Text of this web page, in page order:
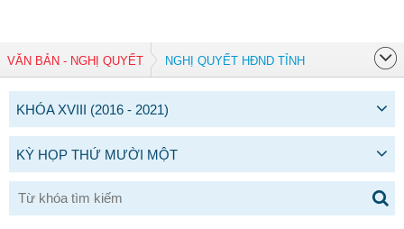
VĂN BẢN - NGHỊ QUYẾT NGHỊ QUYẾT HĐND TỈNH
KHÓA XVIII (2016 - 2021)
KỲ HỌP THỨ MƯỜI MỘT